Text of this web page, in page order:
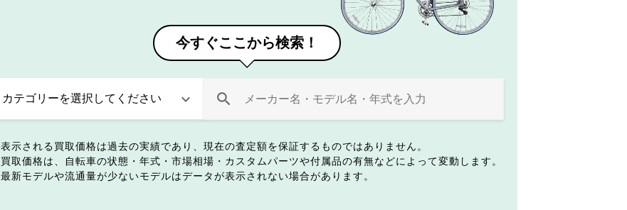
今すぐここから検索！
表示される買取価格は過去の実績であり、現在の査定額を保証するものではありません。
買取価格は、自転車の状態・年式・市場相場・カスタムパーツや付属品の有無などによって変動します。
最新モデルや流通量が少ないモデルはデータが表示されない場合があります。